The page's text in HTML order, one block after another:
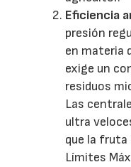
Eficiencia
presión
en materia
exige un
residuos
Las
ultra
que la
Límites